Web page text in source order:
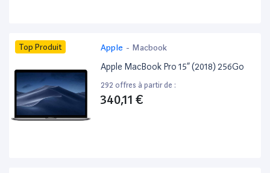
Top Produit Apple - Macbook
Apple MacBook Pro 15” (2018) 256Go
292 offres à partir de :
340,11 €